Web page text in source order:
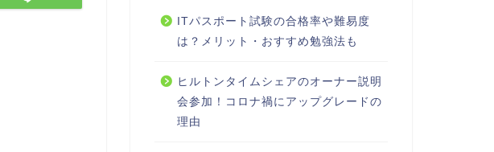
ITパスポート試験の合格率や難易度
は？メリット・おすすめ勉強法も
ヒルトンタイムシェアのオーナー説明
会参加！コロナ禍にアップグレードの
理由